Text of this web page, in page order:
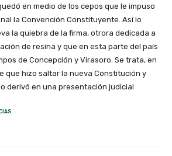
en medio de los cepos que le impuso
la Convención Constituyente. Así lo
la quiebra de la firma, otrora dedicada a
de resina y que en esta parte del país
de Concepción y Virasoro. Se trata, en
que hizo saltar la nueva Constitución y
derivó en una presentación judicial